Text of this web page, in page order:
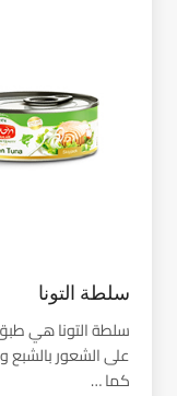
سلطة التونا
سلطة التونا هي
على الشعور بالشبع
كما …